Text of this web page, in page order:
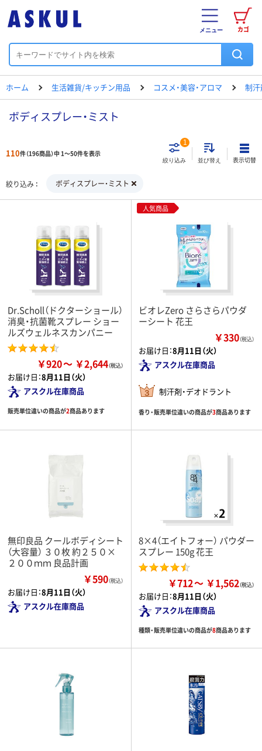
カゴ
メニュー
ホーム 生活雑貨/キッチン用品 コスメ・美容・アロマ 制汗
ボディスプレー・ミスト
110件（196商品）中 1～50件を表示
絞り込み
1
並び替え 表示切替
絞り込み ボディスプレー・ミスト
Dr.Scholl（ドクターショール）
消臭・抗菌靴スプレー ショー
ルズウェルネスカンパニー
￥920 ￥2,644
お届け日：8月11日（火）
アスクル在庫商品
販売単位違いの商品が2商品あります
人気商品
ビオレZero さらさらパウダ
ーシート 花王
￥330（税込）
お届け日：8月11日（火）
アスクル在庫商品
制汗剤・デオドラント
香り・販売単位違いの商品が3商品あります
無印良品 クールボディシート
（大容量） ３０枚 約２５０×
２００ｍｍ 良品計画
￥590（税込）
お届け日：8月11日（火）
アスクル在庫商品
8×4（エイトフォー） パウダー
スプレー 150g 花王
￥712 ￥1,562
お届け日：8月11日（火）
アスクル在庫商品
種類・販売単位違いの商品が8商品あります